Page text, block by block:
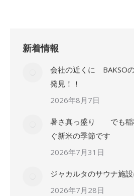
新着情報
会社の近くに BAKSO
発見！！
2026年8月7日
暑さ真っ盛り でも稲
ぐ新米の季節です
2026年7月31日
ジャカルタのサウナ施
2026年7月28日